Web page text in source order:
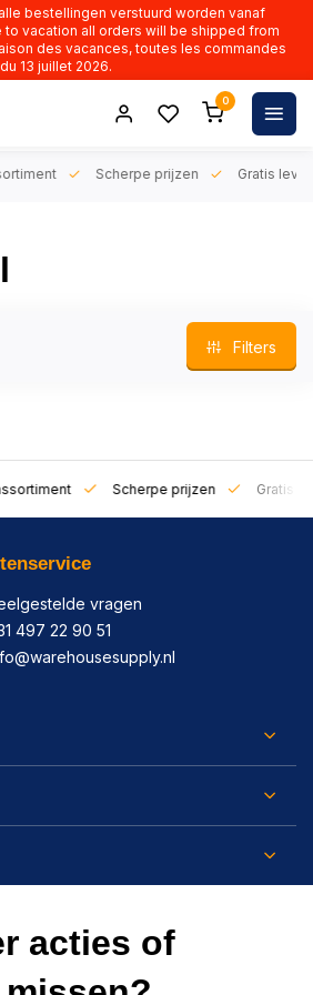
bestellingen verstuurd worden vanaf
to vacation all orders will be shipped from
des vacances, toutes les commandes
13 juillet 2026.
0
Scherpe prijzen Gratis levering
Filters
Scherpe prijzen Gratis
vragen
497 22 90 51
acties of